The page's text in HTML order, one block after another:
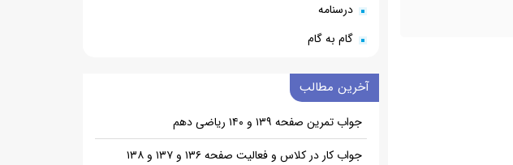
درسنامه
گام به گام
آخرین مطالب
جواب تمرین صفحه ۱۳۹ و ۱۴۰ ریاضی دهم
جواب کار در کلاس و فعالیت صفحه ۱۳۶ و ۱۳۷ و ۱۳۸